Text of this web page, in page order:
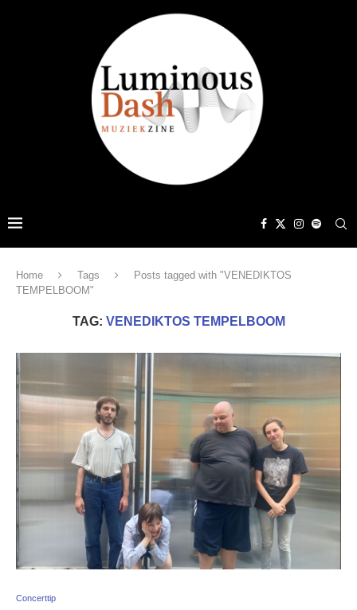
Home Tags
Posts tagged with "VENEDIKTOS
TEMPELBOOM"
TAG: VENEDIKTOS TEMPELBOOM
Concerttip